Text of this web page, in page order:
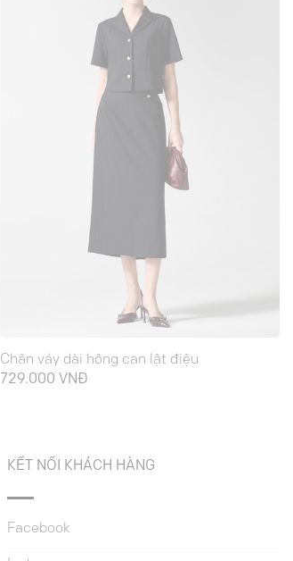
Chân váy dài hông can lật điệu
729.000 VNĐ
KẾT NỐI KHÁCH HÀNG
Facebook